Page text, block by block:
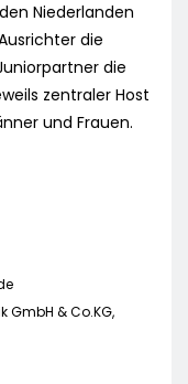
Niederlanden
die
die
zentraler Host
und Frauen.
GmbH & Co.KG,